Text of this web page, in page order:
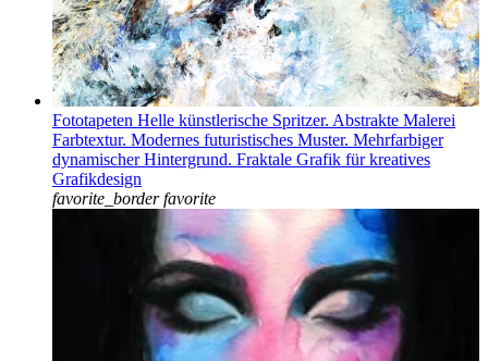
Fototapeten Helle künstlerische Spritzer. Abstrakte Malerei
Farbtextur. Modernes futuristisches Muster. Mehrfarbiger
dynamischer Hintergrund. Fraktale Grafik für kreatives
Grafikdesign
favorite_border favorite